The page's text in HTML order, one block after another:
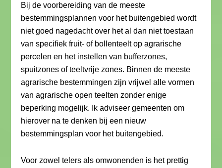
Bij de voorbereiding van de meeste
bestemmingsplannen voor het buitengebied wordt
niet goed nagedacht over het al dan niet toestaan
van specifiek fruit- of bollenteelt op agrarische
percelen en het instellen van bufferzones,
spuitzones of teeltvrije zones. Binnen de meeste
agrarische bestemmingen zijn vrijwel alle vormen
van agrarische open teelten zonder enige
beperking mogelijk. Ik adviseer gemeenten om
hierover na te denken bij een nieuw
bestemmingsplan voor het buitengebied.
Voor zowel telers als omwonenden is het prettig